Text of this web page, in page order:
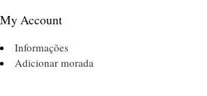
My Account
Informações
Adicionar morada